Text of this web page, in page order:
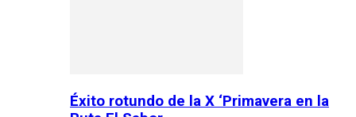
Éxito rotundo de la X ‘Primavera en la